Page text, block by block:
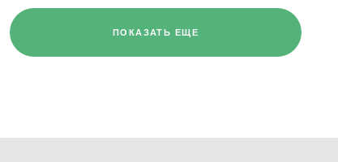
ПОКАЗАТЬ ЕЩЕ